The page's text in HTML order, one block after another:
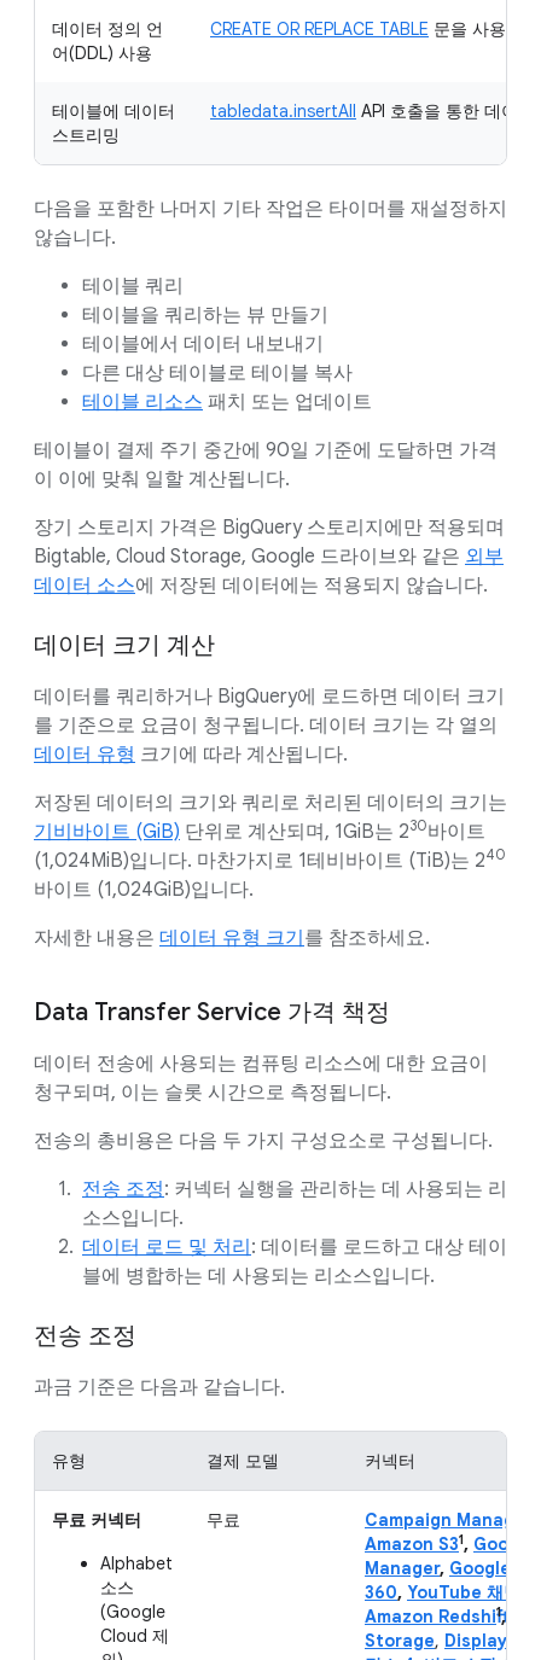
데이터 정의 언
어(DDL) 사용
CREATE OR REPLACE TABLE 문을 사용하
테이블에 데이터
스트리밍
tabledata.insertAll API 호출을 통한 데이터
다음을 포함한 나머지 기타 작업은 타이머를 재설정하지
않습니다.
테이블 쿼리
테이블을 쿼리하는 뷰 만들기
테이블에서 데이터 내보내기
다른 대상 테이블로 테이블 복사
테이블 리소스 패치 또는 업데이트
테이블이 결제 주기 중간에 90일 기준에 도달하면 가격
이 이에 맞춰 일할 계산됩니다.
장기 스토리지 가격은 BigQuery 스토리지에만 적용되며
Bigtable, Cloud Storage, Google 드라이브와 같은 외부
데이터 소스에 저장된 데이터에는 적용되지 않습니다.
데이터 크기 계산
데이터를 쿼리하거나 BigQuery에 로드하면 데이터 크기
를 기준으로 요금이 청구됩니다. 데이터 크기는 각 열의
데이터 유형 크기에 따라 계산됩니다.
저장된 데이터의 크기와 쿼리로 처리된 데이터의 크기는
기비바이트 (GiB) 단위로 계산되며, 1GiB는 230바이트
(1,024MiB)입니다. 마찬가지로 1테비바이트 (TiB)는 240
바이트 (1,024GiB)입니다.
자세한 내용은 데이터 유형 크기 를 참조하세요.
Data Transfer Service 가격 책정
데이터 전송에 사용되는 컴퓨팅 리소스에 대한 요금이
청구되며, 이는 슬롯 시간으로 측정됩니다.
전송의 총비용은 다음 두 가지 구성요소로 구성됩니다.
전송 조정: 커넥터 실행을 관리하는 데 사용되는 리
소스입니다.
데이터 로드 및 처리 : 데이터를 로드하고 대상 테이
블에 병합하는 데 사용되는 리소스입니다.
전송 조정
과금 기준은 다음과 같습니다.
유형 결제 모델 커넥터
무료 커넥터
Alphabet
소스
(Google
Cloud 제
무료 Campaign Manager
Amazon S31, Google
Manager, Google 판
360, YouTube 채널
Amazon Redshift1,
Storage, Display &